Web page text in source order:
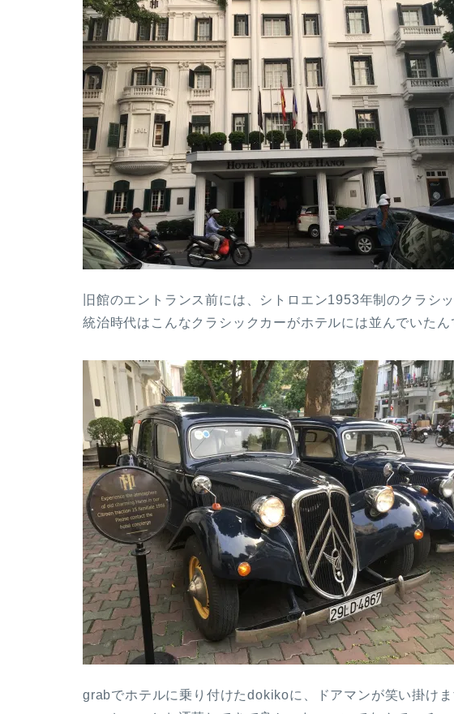
旧館のエントランス前には、シトロエン1953年制のクラシ
統治時代はこんなクラシックカーがホテルには並んでいたん
grabでホテルに乗り付けたdokikoに、ドアマンが笑い掛け